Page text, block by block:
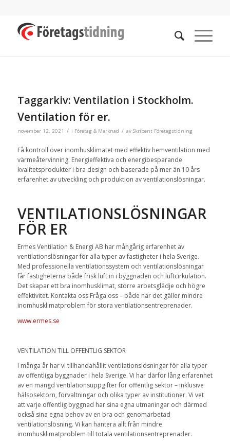
Taggarkiv: Ventilation i Stockholm.
Ventilation för er.
november 12, 2021 / i Företag & Marknad / av Skribent Företagstidning
Få kontroll över inomhusklimatet med effektiv hemventilation med
värmeåtervinning. Energieffektiva och energibesparande
kvalitetsprodukter i bra design och baserade på mer än 10 års
erfarenhet av utveckling och produktion av ventilationslösningar.
VENTILATIONSLÖSNINGAR
FÖR ER
Ermes Ventilation & Energi AB har mångårig erfarenhet av
ventilationslösningar för alla typer av fastigheter i hela Sverige.
Med professionella ventilationssystem och ventilationslösningar
får fastigheterna både frisk luft in i byggnaden och luftcirkulation.
Det skapar ett bra inomhusklimat, större arbetsglädje och högre
effektivitet. Kontakta oss Fråga oss – både när det gäller mindre
inomhusklimatproblem för stora ventilationsentreprenader.
www.ermes.se
VENTILATION TILL OFFENTLIG SEKTOR
I många år har vi tillhandahållit ventilationslösningar för alla typer
av offentliga byggnader i hela Sverige. Vi har därför lång erfarenhet
av en mängd ventilationsuppgifter för offentlig sektor – inklusive
hälsosektorn, förvaltningar och olika typer av institutioner. Vi vet
att varje offentlig byggnad har sina egna utmaningar och därmed
också sina egna behov av en bra och genomarbetad
ventilationslösning. Vi kan hantera allt från mindre
inomhusklimatproblem till totala ventilationsentreprenader.